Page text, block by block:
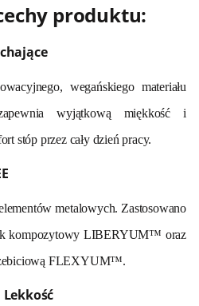
produktu:
wegańskiego materiału
wyjątkową miękkość i
stóp przez cały dzień pracy.
metalowych. Zastosowano
kompozytowy LIBERYUM™ oraz
FLEXYUM™.